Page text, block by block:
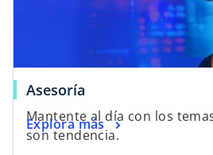
Asesoría
Mantente al día con los
son tendencia.
Explora más